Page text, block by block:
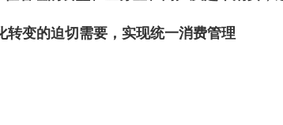
变的迫切需要，实现统一消费管理